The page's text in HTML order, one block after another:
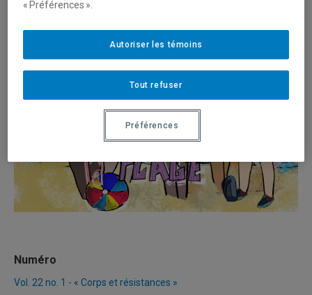
Numéro
Vol. 22 no. 1 - « Corps et résistances »
« Préférences ».
Tout refuser
Autoriser les témoins
Préférences